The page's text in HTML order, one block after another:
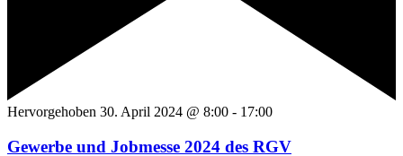
Hervorgehoben 30. April 2024 @ 8:00 - 17:00
Gewerbe und Jobmesse 2024 des RGV